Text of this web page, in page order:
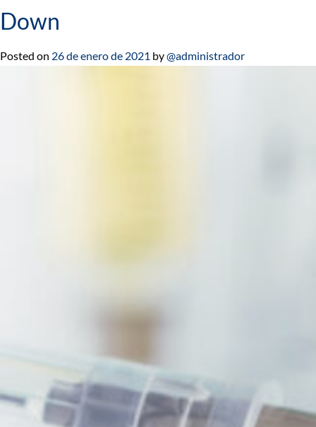
Down
Posted on 26 de enero de 2021 by@administrador